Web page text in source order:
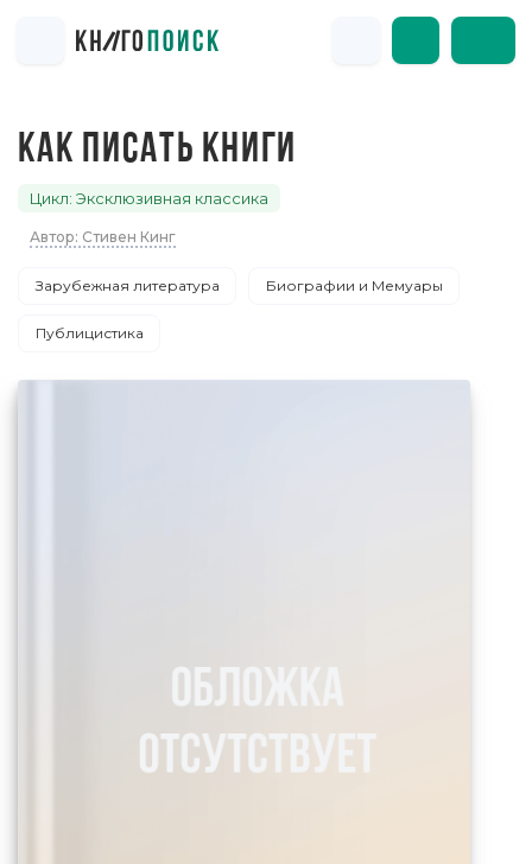
КАК ПИСАТЬ КНИГИ
Цикл: Эксклюзивная классика
Автор: Стивен Кинг
Зарубежная литература Биографии и Мемуары
Публицистика